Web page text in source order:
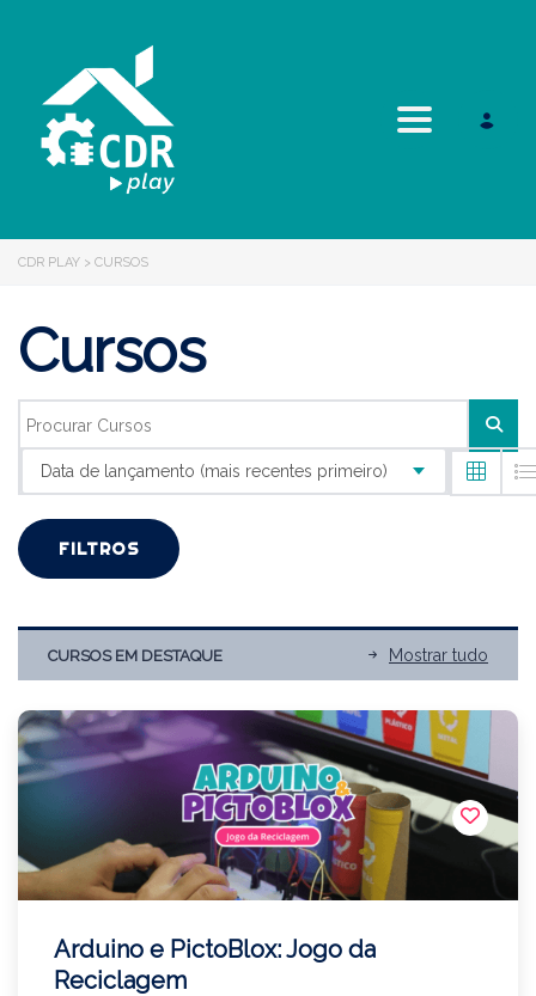
Toggle
CDR PLAY > CURSOS
Cursos
Data de lançamento (mais recentes primeiro)
FILTROS
CURSOS EM DESTAQUE Mostrar tudo
Arduino e PictoBlox: Jogo da
Reciclagem